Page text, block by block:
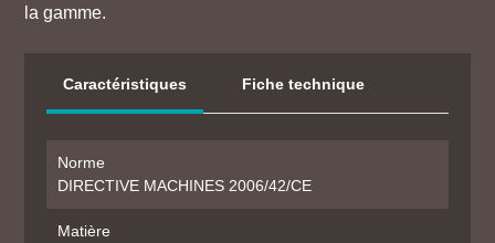
la gamme.
Caractéristiques Fiche technique
Norme
DIRECTIVE MACHINES 2006/42/CE
Matière